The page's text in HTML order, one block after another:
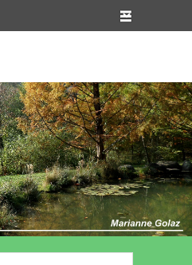
Just another WordPress site